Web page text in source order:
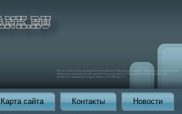
Карта сайта Контакты Новости